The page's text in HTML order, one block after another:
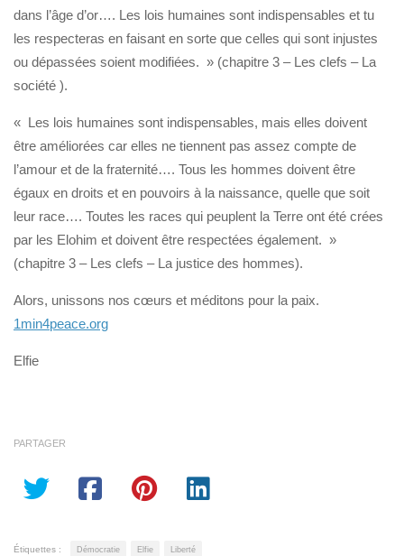
dans l’âge d’or…. Les lois humaines sont indispensables et tu
les respecteras en faisant en sorte que celles qui sont injustes
ou dépassées soient modifiées. » (chapitre 3 – Les clefs – La
société ).
« Les lois humaines sont indispensables, mais elles doivent
être améliorées car elles ne tiennent pas assez compte de
l’amour et de la fraternité…. Tous les hommes doivent être
égaux en droits et en pouvoirs à la naissance, quelle que soit
leur race…. Toutes les races qui peuplent la Terre ont été crées
par les Elohim et doivent être respectées également. »
(chapitre 3 – Les clefs – La justice des hommes).
Alors, unissons nos cœurs et méditons pour la paix.
1min4peace.org
Elfie
PARTAGER
Étiquettes : Démocratie Elfie Liberté